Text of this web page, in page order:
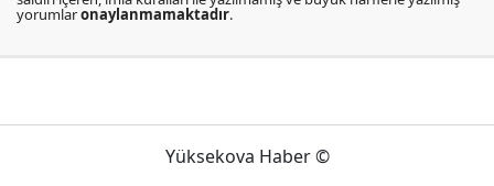
yorumlaronaylanmamaktadır.
Yüksekova Haber ©